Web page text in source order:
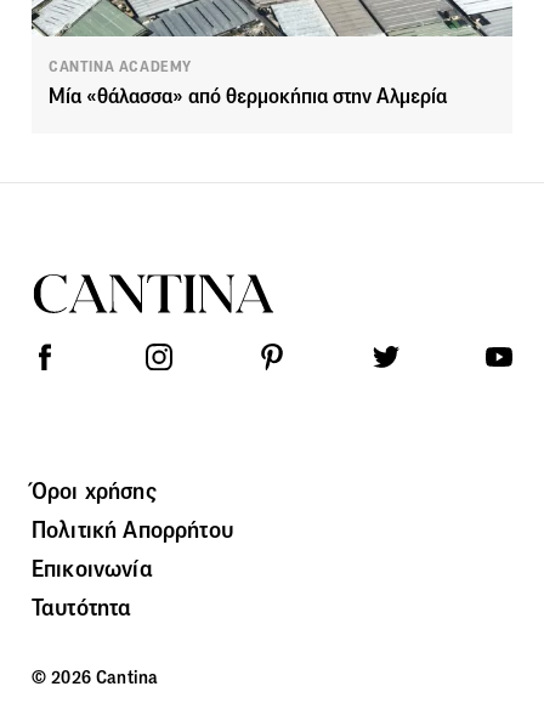
CANTINA ACADEMY
Mία «θάλασσα» από θερμοκήπια στην Αλμερία
Όροι χρήσης
Πολιτική Απορρήτου
Επικοινωνία
Ταυτότητα
© 2026 Cantina